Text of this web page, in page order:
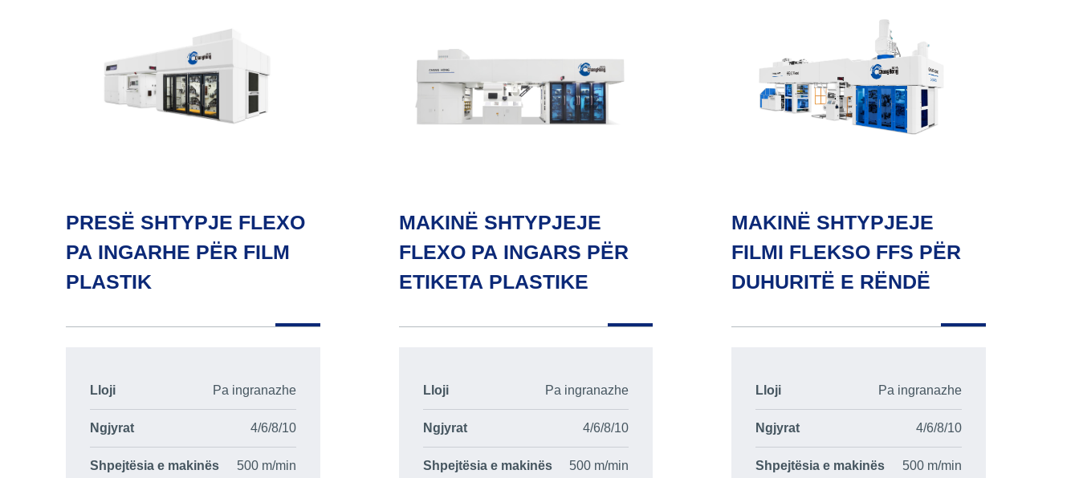
PRESË SHTYPJE FLEXO
PA INGARHE PËR FILM
PLASTIK
Lloji Pa ingranazhe
Ngjyrat 4/6/8/10
Shpejtësia e makinës 500 m/min
MAKINË SHTYPJEJE
FLEXO PA INGARS PËR
ETIKETA PLASTIKE
Lloji Pa ingranazhe
Ngjyrat 4/6/8/10
Shpejtësia e makinës 500 m/min
MAKINË SHTYPJEJE
FILMI FLEKSO FFS PËR
DUHURITË E RËNDË
Lloji Pa ingranazhe
Ngjyrat 4/6/8/10
Shpejtësia e makinës 500 m/min